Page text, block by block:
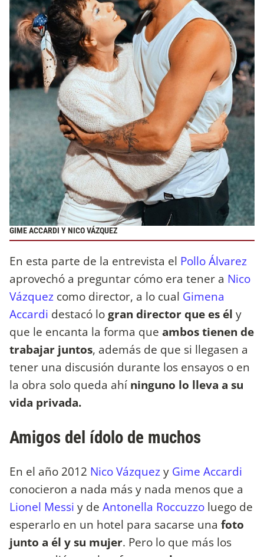
GIME ACCARDI Y NICO VÁZQUEZ
En esta parte de la entrevista el Pollo Álvarez
aprovechó a preguntar cómo era tener a Nico
Vázquez como director, a lo cual Gimena
Accardi destacó logran director que es él y
que le encanta la forma que ambos tienen de
trabajar juntos, además de que si llegasen a
tener una discusión durante los ensayos o en
la obra solo queda ahí ninguno lo lleva a su
vida privada.
Amigos del ídolo de muchos
En el año 2012 Nico Vázquezy Gime Accardi
conocieron a nada más y nada menos que a
Lionel Messi y de Antonella Roccuzzo luego de
esperarlo en un hotel para sacarse una foto
junto a él y su mujer. Pero lo que más los